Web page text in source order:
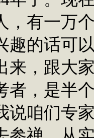
，有一万
趣的话可
来，跟大
者，是半
说咱们专